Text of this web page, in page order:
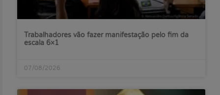
Trabalhadores vão fazer manifestação pelo fim da
escala 6×1
07/08/2026